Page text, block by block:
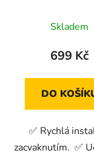
Skladem
699 Kč
DO
✅ Rychlá
zacvaknutím. ✅